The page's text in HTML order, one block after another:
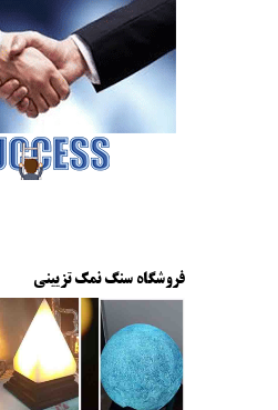
فروشگاه سنگ نمک تزیینی